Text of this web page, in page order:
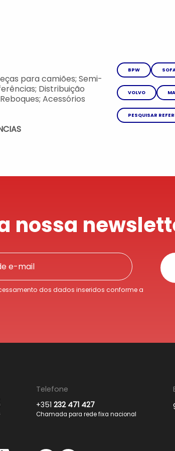
para camiões; Semi-
Distribuição
Acessórios
BPW
VOLVO
PESQUISAR
nossa
dos dados inseridos conforme a
Telefone
+351232 471 427
Chamada para rede fixa nacional